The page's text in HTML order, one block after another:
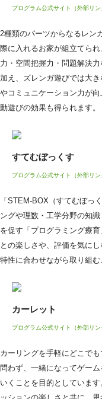
プログラム公式サイト（外部リン
2種類のパーツからなるレン
際に入れるお家が組立てら
力・空間把握力・問題解決
加え、ズレンガ遊びでは大
やコミュニケーション力が
動遊びの効果も得られます。
すてむぼっくす
プログラム公式サイト（外部リン
「STEM‐BOX（すてむぼっ
ングや理数・工学分野の知
を促す「プログラミング療
との楽しさや、評価を気に
特性に合わせながら取り組む
カーレット
プログラム公式サイト（外部リン
カーリングを手軽にどこで
問わず、一緒になってゲー
いくことを目的としていま
ッションの楽しさと共に、